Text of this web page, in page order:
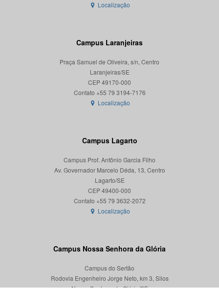
Localização
Campus Laranjeiras
Praça Samuel de Oliveira, s/n, Centro
Laranjeiras/SE
CEP 49170-000
Localização
Campus Lagarto
Campus Prof. Antônio Garcia Filho
Av. Governador Marcelo Déda, 13, Centro
Lagarto/SE
CEP 49400-000
Localização
Campus Nossa Senhora da Glória
Campus do Sertão
Rodovia Engenheiro Jorge Neto, km 3, Silos